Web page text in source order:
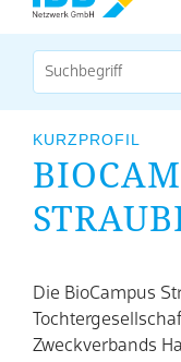
Unternehmen
Cluster
Arbeitskreise
KURZPROFIL
Die BioCampus
Zweckverbands